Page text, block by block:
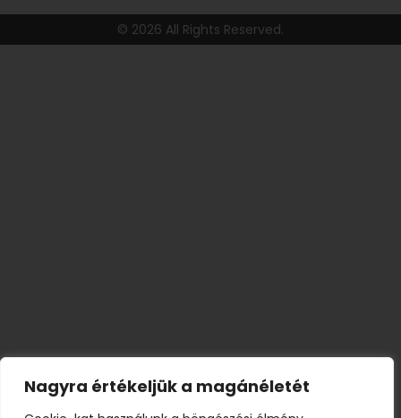
Nagyra értékeljük a magánéletét
© 2026 All Rights Reserved.